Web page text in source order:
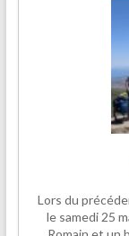
Lors du
le samedi 25